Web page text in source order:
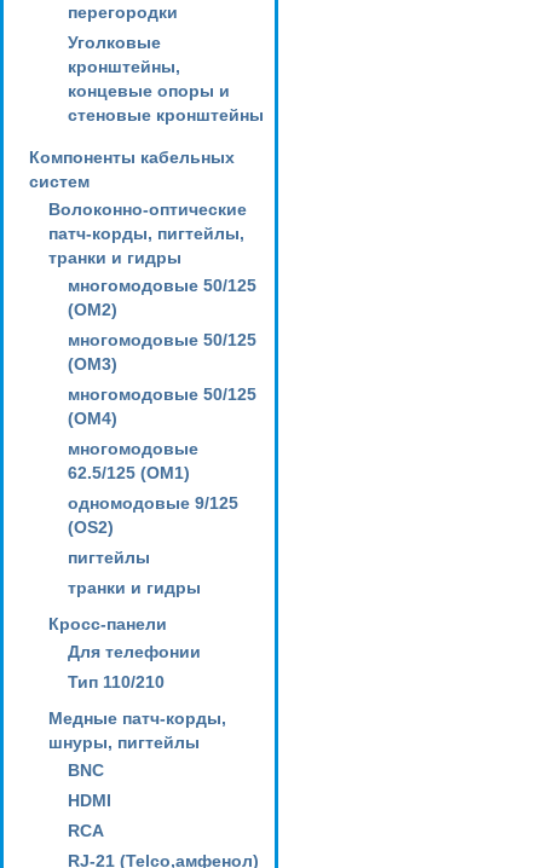
перегородки
Уголковые
кронштейны,
концевые опоры и
стеновые кронштейны
Компоненты кабельных
систем
Волоконно-оптические
патч-корды, пигтейлы,
транки и гидры
многомодовые 50/125
(OM2)
многомодовые 50/125
(OM3)
многомодовые 50/125
(OM4)
многомодовые
62.5/125 (OM1)
одномодовые 9/125
(OS2)
пигтейлы
транки и гидры
Кросс-панели
Для телефонии
Тип 110/210
Медные патч-корды,
шнуры, пигтейлы
BNC
HDMI
RCA
RJ-21 (Telco,амфенол)